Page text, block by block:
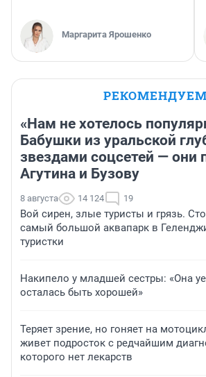
Маргарита Ярошенко
РЕКОМЕНДУЕМ
«Нам не хотелось
Бабушки из уральской
звездами соцсетей — они
Агутина и Бузову
8 августа 14 124 19
Вой сирен, злые туристы и грязь.
самый большой аквапарк в
туристки
Накипело у младшей сестры: «Она
осталась быть хорошей»
Теряет зрение, но гоняет на
живет подросток с редчайшим
которого нет лекарств